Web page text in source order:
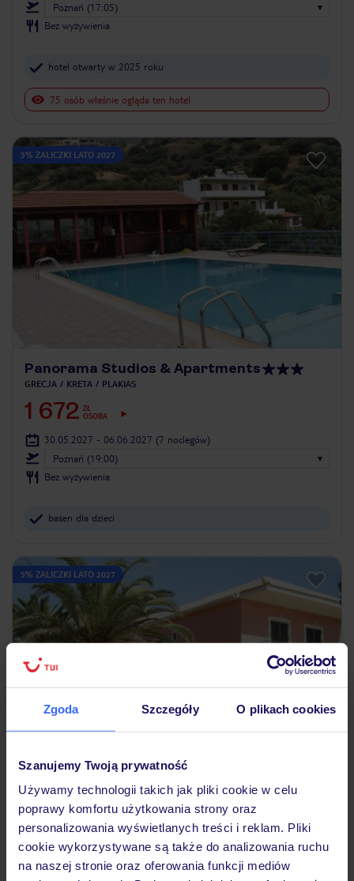
Zgoda Szczegóły O plikach cookies
Szanujemy Twoją prywatność
Używamy technologii takich jak pliki cookie w celu
poprawy komfortu użytkowania strony oraz
personalizowania wyświetlanych treści i reklam. Pliki
cookie wykorzystywane są także do analizowania ruchu
na naszej stronie oraz oferowania funkcji mediów
Poznań (17:05)
Bez wyżywienia
hotel otwarty w 2025 roku
75 osób właśnie ogląda ten hotel
5% ZALICZKI LATO 2027
Panorama Studios & Apartments
GRECJA KRETA PLAKIAS
1 672 ZŁ
OSOBA
30.05.2027 - 06.06.2027 (7 noclegów)
Poznań (19:00)
Bez wyżywienia
basen dla dzieci
5% ZALICZKI LATO 2027
Lefteris
KORFU MARATHIAS
1 675 ZŁ
29.05.2027 - 05.06.2027
(7 noclegów)
Wrocław (02:05)